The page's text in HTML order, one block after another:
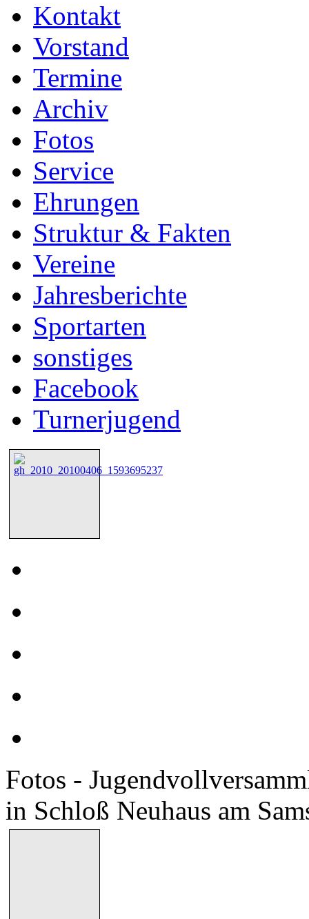
Kontakt
Vorstand
Termine
Archiv
Fotos
Service
Ehrungen
Struktur & Fakten
Vereine
Jahresberichte
Sportarten
sonstiges
Facebook
Turnerjugend
Fotos -
in Schloß Neuhaus am